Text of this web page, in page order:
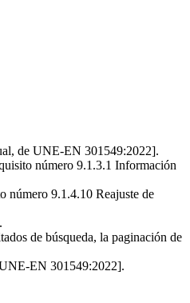
de UNE-EN 301549:2022].
número 9.1.3.1 Información
número 9.1.4.10 Reajuste de
de búsqueda, la paginación de
EN 301549:2022].